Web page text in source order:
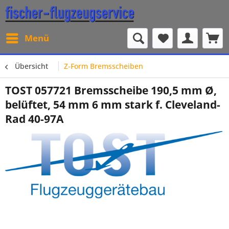
Menü
Übersicht Z-Form Bremsscheiben
TOST 057721 Bremsscheibe 190,5 mm Ø,
belüftet, 54 mm 6 mm stark f. Cleveland-
Rad 40-97A